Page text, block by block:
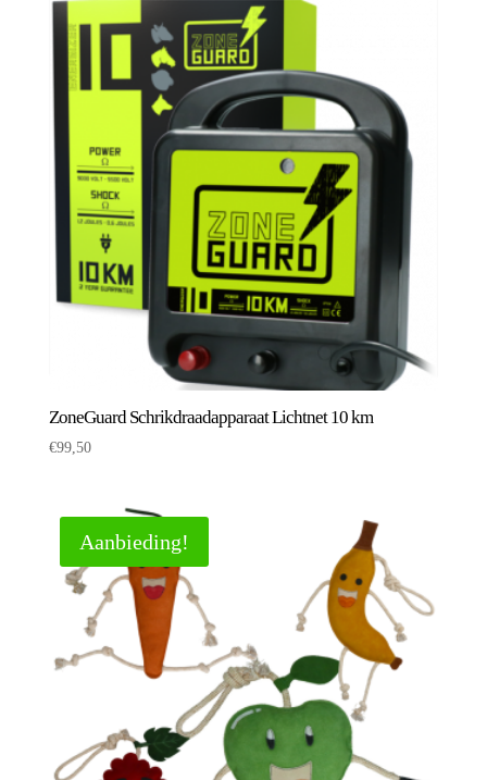
ZoneGuard Schrikdraadapparaat Lichtnet 10 km
€99,50
Aanbieding!